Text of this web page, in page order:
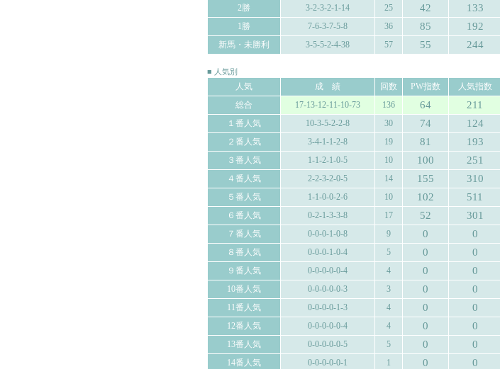
2勝 3-2-3-2-1-14 25 42 133
1勝 7-6-3-7-5-8 36 85 192
新馬・未勝利 3-5-5-2-4-38 57 55 244
■ 人気別
人気 成 績 回数 PW指数 人気指数
総合
17-13-12-11-10-73 136 64 211
１番人気 10-3-5-2-2-8 30 74 124
２番人気 3-4-1-1-2-8 19 81 193
３番人気 1-1-2-1-0-5 10 100 251
４番人気 2-2-3-2-0-5 14 155 310
５番人気 1-1-0-0-2-6 10 102 511
６番人気 0-2-1-3-3-8 17 52 301
７番人気 0-0-0-1-0-8 9 0 0
８番人気 0-0-0-1-0-4 5 0 0
９番人気 0-0-0-0-0-4 4 0 0
10番人気 0-0-0-0-0-3 3 0 0
11番人気 0-0-0-0-1-3 4 0 0
12番人気 0-0-0-0-0-4 4 0 0
13番人気 0-0-0-0-0-5 5 0 0
14番人気 0-0-0-0-0-1 1 0 0